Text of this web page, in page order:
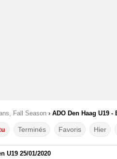
Fall Season › ADO Den Haag U19
Terminés Favoris Hier
U19 25/01/2020